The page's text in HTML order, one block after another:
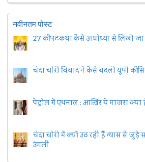
नवीनतम पोस्ट
27 की पटकथा कैसे अयोध्या से लिखी जा
चंदा चोरी विवाद ने कैसे बदली यूपी की
पेट्रोल में एथनाल : आख़िर ये माजरा क्या
चंदा चोरी में क्यों उठ रही हैैं न्यास से जुड़े
उंगली